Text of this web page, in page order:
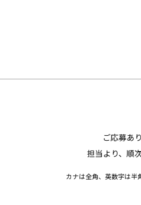
ご応募あ
担当より、順
カナは全角、英数字は半